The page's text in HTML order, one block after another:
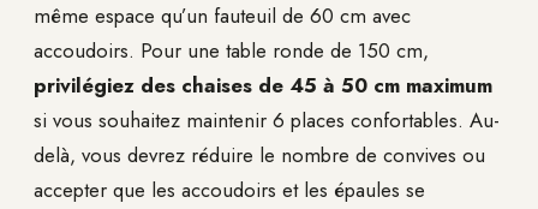
même espace qu’un fauteuil de 60 cm avec
accoudoirs. Pour une table ronde de 150 cm,
privilégiez des chaises de 45 à 50 cm maximum
si vous souhaitez maintenir 6 places confortables. Au-
delà, vous devrez réduire le nombre de convives ou
accepter que les accoudoirs et les épaules se